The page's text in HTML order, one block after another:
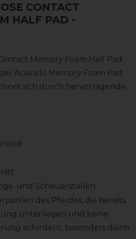
CONTACT
HALF PAD -
Memory Foam Half Pad
Acavallo Memory Foam Pad
sich durch hervorragende
und Scheuerstellen
des Pferdes, die bereits
unterliegen und keine
erfordern, besonders dünn